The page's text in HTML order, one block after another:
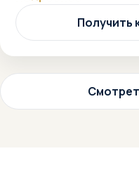
Получить